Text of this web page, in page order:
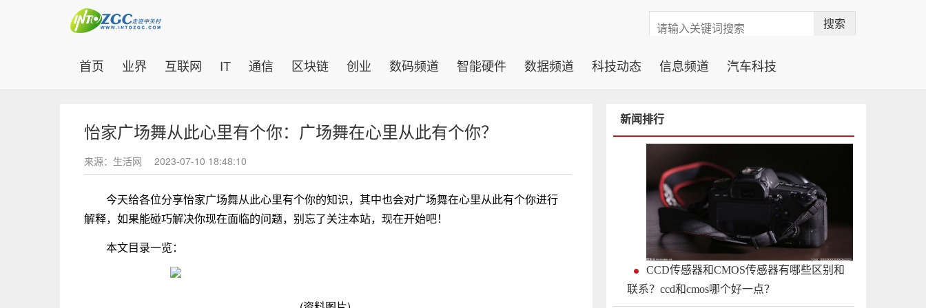
搜索
首页 (current)
业界 互联网 IT 通信 区块链 创业 数码频道 智能硬件 数据频道 科技动态 信息频道 汽车科技
怡家广场舞从此心里有个你：广场舞在心里从此有个你？
来源：生活网 2023-07-10 18:48:10
今天给各位分享怡家广场舞从此心里有个你的知识，其中也会对广场舞在心里从此有个你进行
解释，如果能碰巧解决你现在面临的问题，别忘了关注本站，现在开始吧！
本文目录一览：
新闻排行
CCD传感器和CMOS传感器有哪些区别和
联系？ccd和cmos哪个好一点？